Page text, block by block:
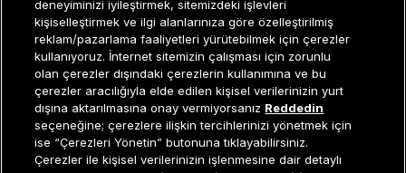
Müşteri İlişkileri0 850 800 01 20
GRUP MARKALAR
ERKEK KATEGORILER
deneyiminizi iyileştirmek, sitemizdeki işlevleri
kişiselleştirmek ve ilgi alanlarınıza göre özelleştirilmiş
reklam/pazarlama faaliyetleri yürütebilmek için çerezler
kullanıyoruz. İnternet sitemizin çalışması için zorunlu
olan çerezler dışındaki çerezlerin kullanımına ve bu
çerezler aracılığıyla elde edilen kişisel verilerinizin yurt
dışına aktarılmasına onay vermiyorsanız Reddedin
seçeneğine; çerezlere ilişkin tercihlerinizi yönetmek için
ise “Çerezleri Yönetin” butonuna tıklayabilirsiniz.
Çerezler ile kişisel verilerinizin işlenmesine dair detaylı